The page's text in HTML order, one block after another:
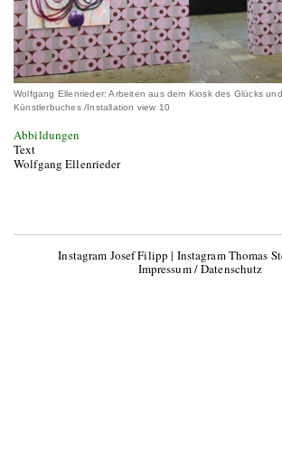
Wolfgang Ellenrieder: Arbeiten aus dem Kiosk des Glücks
Künstlerbuches /Installation view 10
Abbildungen
Text
Wolfgang Ellenrieder
Instagram Josef Filipp | Instagram Thomas
Impressum / Datenschutz